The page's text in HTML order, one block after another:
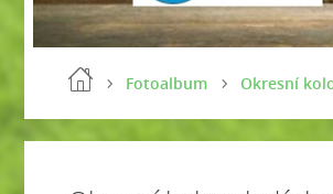
Fotoalbum Okresní